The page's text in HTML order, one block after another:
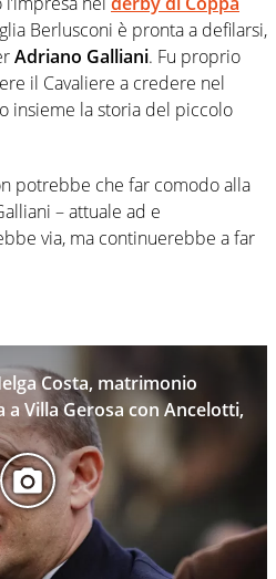
Berlusconi è pronta a defilarsi,
Adriano Galliani. Fu proprio
il Cavaliere a credere nel
insieme la storia del piccolo
potrebbe che far comodo alla
– attuale ad e
via, ma continuerebbe a far
Costa, matrimonio
Villa Gerosa con Ancelotti,